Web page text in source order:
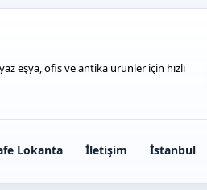
eşya, ofis ve antika ürünler için hızlı
Lokanta İletişim İstanbul